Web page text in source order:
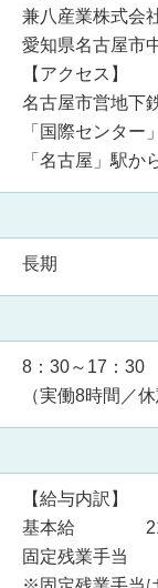
兼八産業株式
愛知県名古屋市
【アクセス】
名古屋市営地下
「国際センター
「名古屋」駅か
長期
8：30～17：30
（実働8時間／休
【給与内訳】
基本給
固定残業